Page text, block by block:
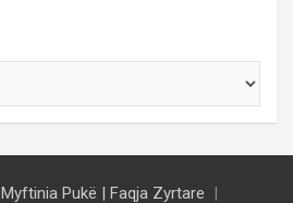
Myftinia Pukë | Faqja Zyrtare